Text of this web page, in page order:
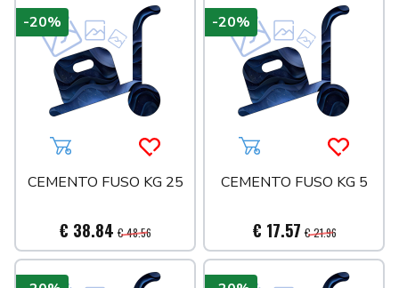
Aggiungi al carrelloAcquista più tardi
CEMENTO FUSO KG 25
€ 38.84 € 48.56
-20%
Aggiungi al carrello
CEMENTO FUSO KG 5
€ 17.57 € 21.96
-20%